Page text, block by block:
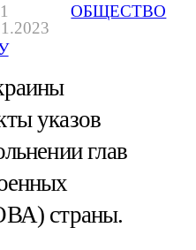
ОБЩЕСТВО
указов
глав
страны.